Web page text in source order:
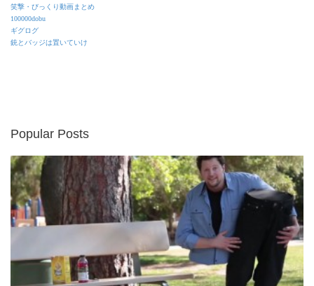
笑撃・びっくり動画まとめ
100000dobu
ギグログ
銃とバッジは置いていけ
Popular Posts